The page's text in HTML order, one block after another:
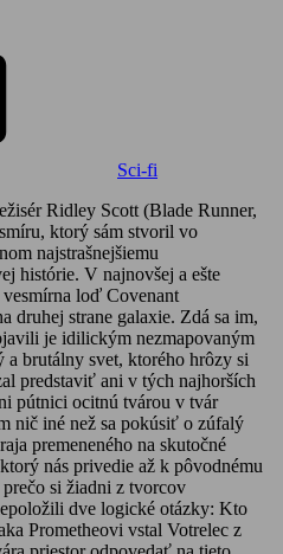
Sci-fi
Ridley Scott (Blade Runner,
ktorý sám stvoril vo
najstrašnejšiemu
histórie. V najnovšej a ešte
loď Covenant
druhej strane galaxie. Zdá sa im,
je idilickým nezmapovaným
brutálny svet, ktorého hrôzy si
predstaviť ani v tých najhorších
pútnici ocitnú tvárou v tvár
nič iné než sa pokúsiť o zúfalý
premeneného na skutočné
nás privedie až k pôvodnému
si žiadni z tvorcov
dve logické otázky: Kto
Prometheovi vstal Votrelec z